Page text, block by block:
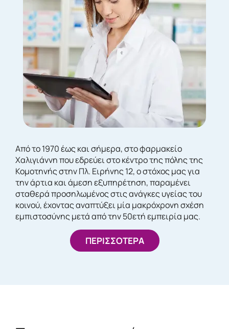
Από το 1970 έως και σήμερα, στο φαρμακείο
Χαλιγιάννη που εδρεύει στο κέντρο της πόλης της
Κομοτηνής στην Πλ. Ειρήνης 12, ο στόχος μας για
την άρτια και άμεση εξυπηρέτηση, παραμένει
σταθερά προσηλωμένος στις ανάγκες υγείας του
κοινού, έχοντας αναπτύξει μία μακρόχρονη σχέση
εμπιστοσύνης μετά από την 50ετή εμπειρία μας.
ΠΕΡΙΣΣΟΤΕΡΑ